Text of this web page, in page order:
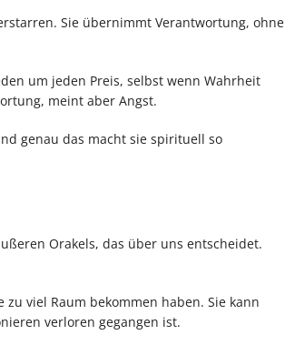
Sie übernimmt Verantwortung, ohne
um jeden Preis, selbst wenn Wahrheit
meint aber Angst.
genau das macht sie spirituell so
Orakels, das über uns entscheidet.
viel Raum bekommen haben. Sie kann
verloren gegangen ist.